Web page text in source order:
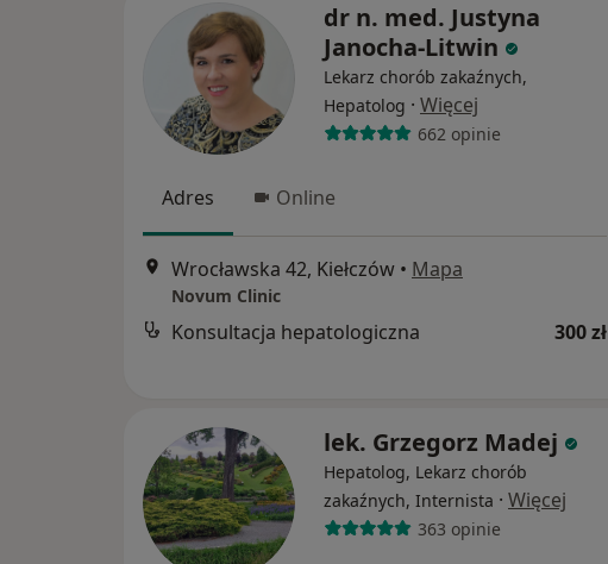
dr n. med. Justyna
Janocha-Litwin
Lekarz chorób zakaźnych,
Hepatolog · Więcej
662 opinie
Adres Online
Wrocławska 42, Kiełczów • Mapa
Novum Clinic
Konsultacja hepatologiczna 300 zł
lek. Grzegorz Madej
Hepatolog, Lekarz chorób
zakaźnych, Internista · Więcej
363 opinie